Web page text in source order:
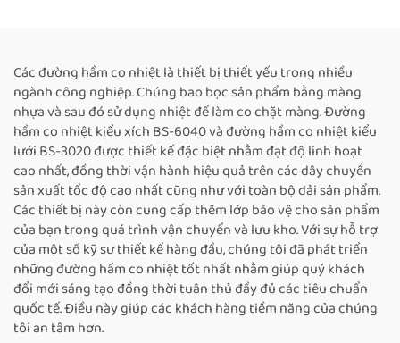
Các đường hầm co nhiệt là thiết bị thiết yếu trong nhiều
ngành công nghiệp. Chúng bao bọc sản phẩm bằng màng
nhựa và sau đó sử dụng nhiệt để làm co chặt màng. Đường
hầm co nhiệt kiểu xích BS-6040 và đường hầm co nhiệt kiểu
lưới BS-3020 được thiết kế đặc biệt nhằm đạt độ linh hoạt
cao nhất, đồng thời vận hành hiệu quả trên các dây chuyền
sản xuất tốc độ cao nhất cũng như với toàn bộ dải sản phẩm.
Các thiết bị này còn cung cấp thêm lớp bảo vệ cho sản phẩm
của bạn trong quá trình vận chuyển và lưu kho. Với sự hỗ trợ
của một số kỹ sư thiết kế hàng đầu, chúng tôi đã phát triển
những đường hầm co nhiệt tốt nhất nhằm giúp quý khách
đổi mới sáng tạo đồng thời tuân thủ đầy đủ các tiêu chuẩn
quốc tế. Điều này giúp các khách hàng tiềm năng của chúng
tôi an tâm hơn.